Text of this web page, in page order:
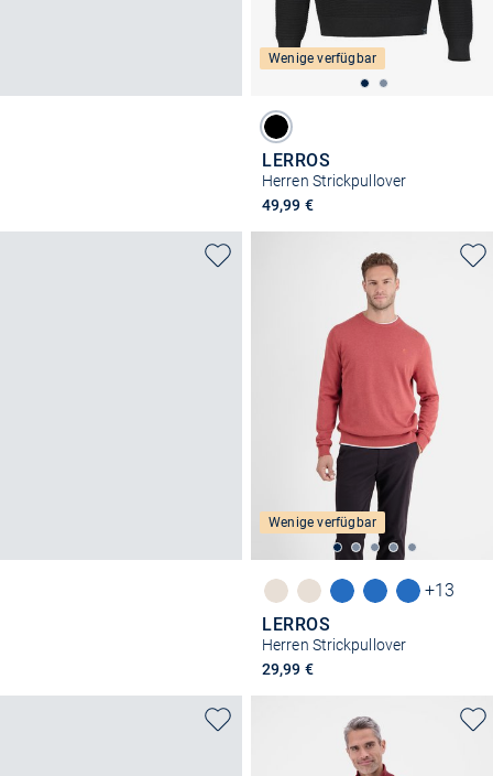
Wenige verfügbar
LERROS
Herren Strickpullover
49,99 €
Wenige verfügbar
+13
LERROS
Herren Strickpullover
29,99 €